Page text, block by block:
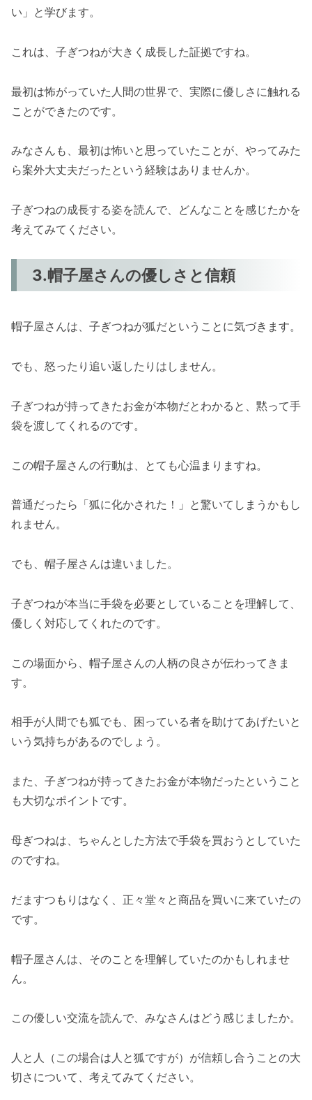
い」と学びます。
これは、子ぎつねが大きく成長した証拠ですね。
最初は怖がっていた人間の世界で、実際に優しさに触れる
ことができたのです。
みなさんも、最初は怖いと思っていたことが、やってみた
ら案外大丈夫だったという経験はありませんか。
子ぎつねの成長する姿を読んで、どんなことを感じたかを
考えてみてください。
3.帽子屋さんの優しさと信頼
帽子屋さんは、子ぎつねが狐だということに気づきます。
でも、怒ったり追い返したりはしません。
子ぎつねが持ってきたお金が本物だとわかると、黙って手
袋を渡してくれるのです。
この帽子屋さんの行動は、とても心温まりますね。
普通だったら「狐に化かされた！」と驚いてしまうかもし
れません。
でも、帽子屋さんは違いました。
子ぎつねが本当に手袋を必要としていることを理解して、
優しく対応してくれたのです。
この場面から、帽子屋さんの人柄の良さが伝わってきま
す。
相手が人間でも狐でも、困っている者を助けてあげたいと
いう気持ちがあるのでしょう。
また、子ぎつねが持ってきたお金が本物だったということ
も大切なポイントです。
母ぎつねは、ちゃんとした方法で手袋を買おうとしていた
のですね。
だますつもりはなく、正々堂々と商品を買いに来ていたの
です。
帽子屋さんは、そのことを理解していたのかもしれませ
ん。
この優しい交流を読んで、みなさんはどう感じましたか。
人と人（この場合は人と狐ですが）が信頼し合うことの大
切さについて、考えてみてください。